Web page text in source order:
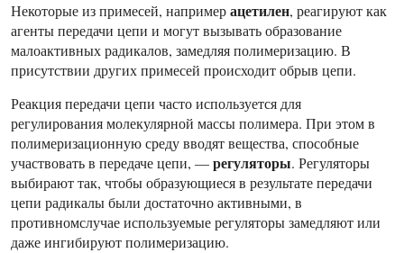
Некоторые из примесей, напримерацетилен, реагируют как
агенты передачи цепи и могут вызывать образование
малоактивных радикалов, замедляя полимеризацию. В
присутствии других примесей происходит обрыв цепи.
Реакция передачи цепи часто используется для
регулирования молекулярной массы полимера. При этом в
полимеризационную среду вводят вещества, способные
участвовать в передаче цепи, —регуляторы. Регуляторы
выбирают так, чтобы образующиеся в результате передачи
цепи радикалы были достаточно активными, в
противномслучае используемые регуляторы замедляют или
даже ингибируют полимеризацию.